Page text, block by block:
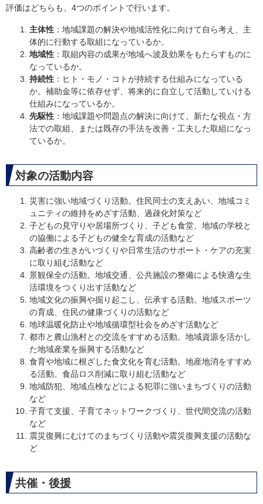
評価はどちらも、4つのポイントで行います。
主体性 ：地域課題の解決や地域活性化に向けて自ら考え、主
体的に行動する取組になっているか。​
地域性 ：取組内容の成果が地域へ波及効果をもたらすものに
なっているか。
持続性 ：ヒト・モノ・コトが持続する仕組みになっている
か。補助金等に依存せず、将来的に自立して活動していける
仕組みになっているか。
先駆性 ：地域課題や問題点の解決に向けて、新たな視点・方
法での取組、または既存の手法を改善・工夫した取組になっ
ているか。
対象の活動内容
災害に強い地域づくり活動。住民同士の支えあい、地域コミ
ュニティの維持をめざす活動、過疎化対策など
子どもの見守りや居場所づくり、子ども食堂、地域の学校と
の協働による子どもの健全な育成の活動など
高齢者の生きがいづくりや日常生活のサポート・ケアの充実
に取り組む活動など
景観保全の活動。地域交通、公共施設の整備による快適な生
活環境をつくり出す活動など
地域文化の振興や掘り起こし、伝承する活動。地域スポーツ
の育成、住民の健康づくりの活動など
地球温暖化防止や地域循環型社会をめざす活動など
都市と農山漁村との交流をすすめる活動。地域資源を活かし
た地域産業を振興する活動など
食育や地域に根ざした食文化を育む活動。地産地消をすすめ
る活動。食品ロス削減に取り組む活動など
地域防犯、地域点検などによる犯罪に強いまちづくりの活動
など
子育て支援、子育てネットワークづくり、世代間交流の活動
など
震災復興にむけてのまちづくり活動や震災復興支援の活動な
ど
共催・後援